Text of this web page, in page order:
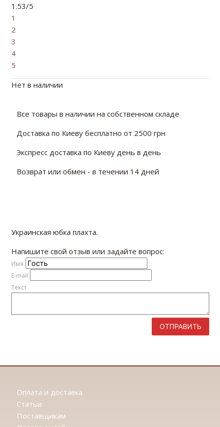
1.53/5
1
2
3
4
5
Нет в наличии
Все товары в наличии на собственном складе
Доставка по Киеву бесплатно от 2500 грн
Экспресс доставка по Киеву день в день
Возврат или обмен - в течении 14 дней
Украинская юбка плахта.
Напишите свой отзыв или задайте вопрос:
Имя
E-mail
Текст
ОТПРАВИТЬ
Оплата и доставка
Статьи
Поставщикам